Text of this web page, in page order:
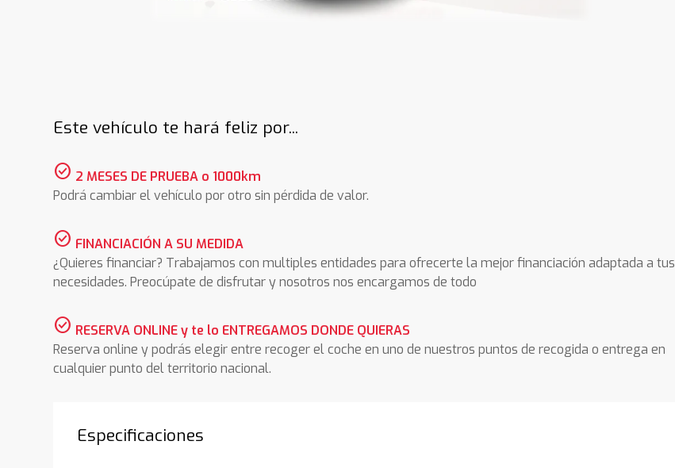
Este vehículo te hará feliz por...
check_circle 2 MESES DE PRUEBA o 1000km
Podrá cambiar el vehículo por otro sin pérdida de valor.
check_circle FINANCIACIÓN A SU MEDIDA
¿Quieres financiar? Trabajamos con multiples entidades para ofrecerte la mejor financiación adaptada a tus
necesidades. Preocúpate de disfrutar y nosotros nos encargamos de todo
check_circle RESERVA ONLINE y te lo ENTREGAMOS DONDE QUIERAS
Reserva online y podrás elegir entre recoger el coche en uno de nuestros puntos de recogida o entrega en
cualquier punto del territorio nacional.
Especificaciones